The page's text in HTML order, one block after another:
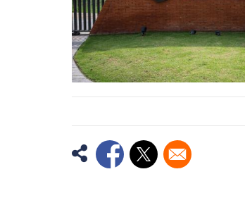
Opens in a new window
Opens in a new